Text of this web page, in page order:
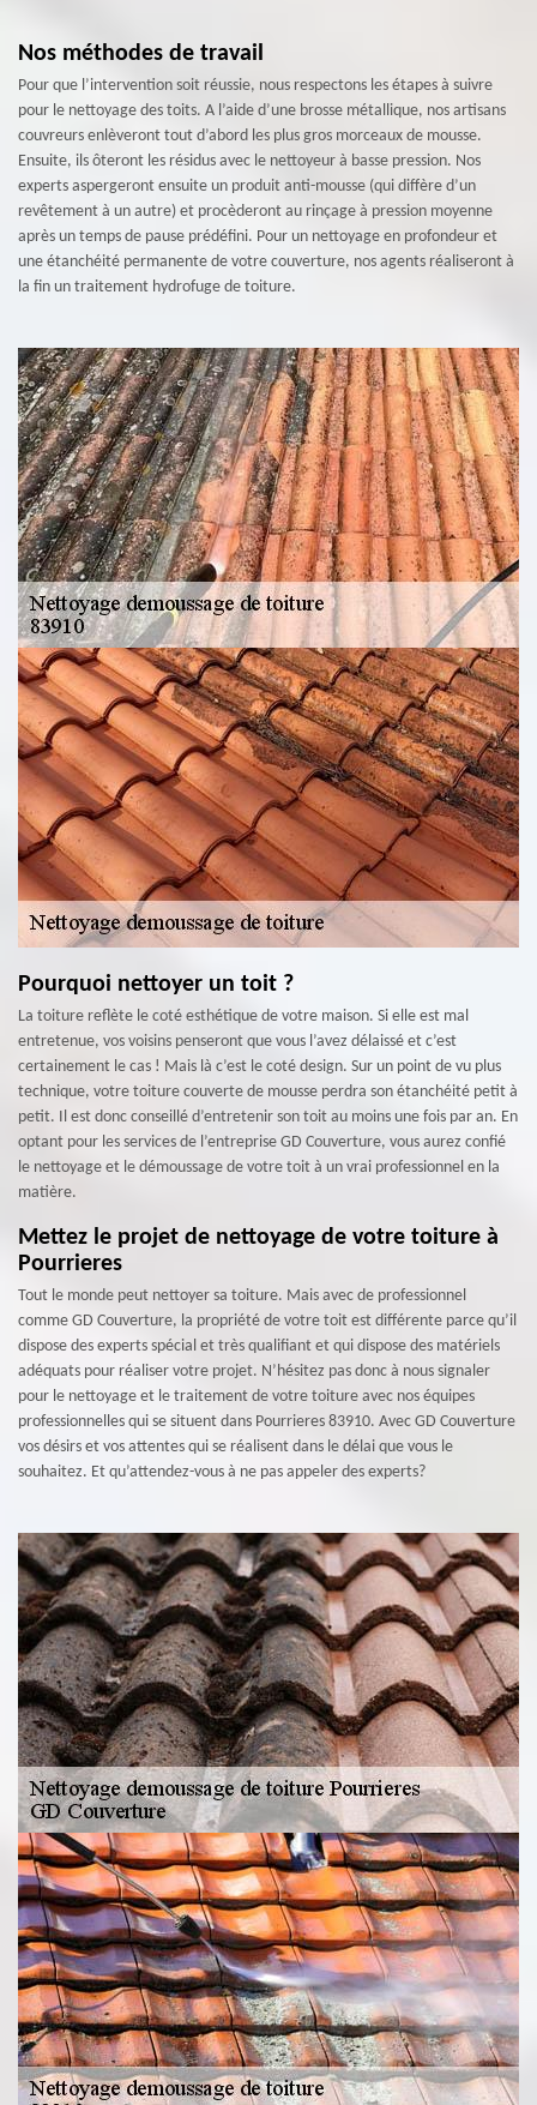
Nos méthodes de travail
Pour que l’intervention soit réussie, nous respectons les étapes à suivre
pour le nettoyage des toits. A l’aide d’une brosse métallique, nos artisans
couvreurs enlèveront tout d’abord les plus gros morceaux de mousse.
Ensuite, ils ôteront les résidus avec le nettoyeur à basse pression. Nos
experts aspergeront ensuite un produit anti-mousse (qui diffère d’un
revêtement à un autre) et procèderont au rinçage à pression moyenne
après un temps de pause prédéfini. Pour un nettoyage en profondeur et
une étanchéité permanente de votre couverture, nos agents réaliseront à
la fin un traitement hydrofuge de toiture.
Pourquoi nettoyer un toit ?
La toiture reflète le coté esthétique de votre maison. Si elle est mal
entretenue, vos voisins penseront que vous l’avez délaissé et c’est
certainement le cas ! Mais là c’est le coté design. Sur un point de vu plus
technique, votre toiture couverte de mousse perdra son étanchéité petit à
petit. Il est donc conseillé d’entretenir son toit au moins une fois par an. En
optant pour les services de l’entreprise GD Couverture, vous aurez confié
le nettoyage et le démoussage de votre toit à un vrai professionnel en la
matière.
Mettez le projet de nettoyage de votre toiture à
Pourrieres
Tout le monde peut nettoyer sa toiture. Mais avec de professionnel
comme GD Couverture, la propriété de votre toit est différente parce qu’il
dispose des experts spécial et très qualifiant et qui dispose des matériels
adéquats pour réaliser votre projet. N’hésitez pas donc à nous signaler
pour le nettoyage et le traitement de votre toiture avec nos équipes
professionnelles qui se situent dans Pourrieres 83910. Avec GD Couverture
vos désirs et vos attentes qui se réalisent dans le délai que vous le
souhaitez. Et qu’attendez-vous à ne pas appeler des experts?